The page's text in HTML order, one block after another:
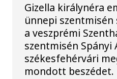
Gizella királynéra
ünnepi
a veszprémi
szentmisén Spányi
székesfehérvári
mondott beszédet.